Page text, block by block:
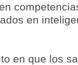
en
en que los